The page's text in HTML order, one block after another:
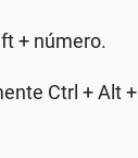
+ número.
Ctrl + Alt +